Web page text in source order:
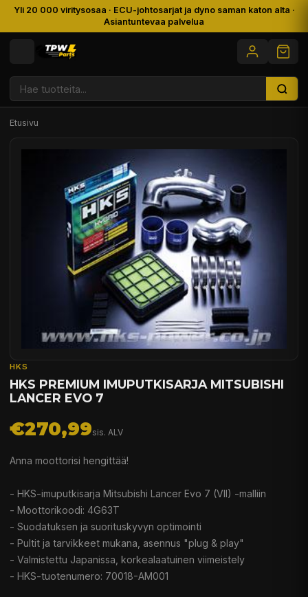
Yli 20 000 viritysosaa · ECU-johtosarjat ja dyno saman katon alta ·
Asiantuntevaa palvelua
Etusivu
HKS
HKS PREMIUM IMUPUTKISARJA MITSUBISHI
LANCER EVO 7
€270,99sis. ALV
Anna moottorisi hengittää!
- HKS-imuputkisarja Mitsubishi Lancer Evo 7 (VII) -malliin
- Moottorikoodi: 4G63T
- Suodatuksen ja suorituskyvyn optimointi
- Pultit ja tarvikkeet mukana, asennus "plug & play"
- Valmistettu Japanissa, korkealaatuinen viimeistely
- HKS-tuotenumero: 70018-AM001